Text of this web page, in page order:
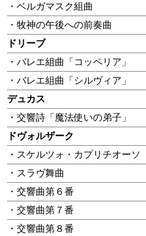
・ベルガマスク組曲
・牧神の午後への前奏曲
ドリーブ
・バレエ組曲「コッペリア」
・バレエ組曲「シルヴィア」
デュカス
・交響詩「魔法使いの弟子」
ドヴォルザーク
・スケルツォ・カプリチオーソ
・スラヴ舞曲
・交響曲第６番
・交響曲第７番
・交響曲第８番